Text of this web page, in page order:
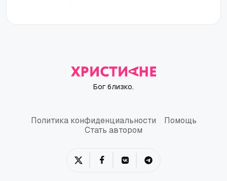
Бог близко.
Политика конфиденциальности
Политика конфиденциальности
Помощь
Стать автором